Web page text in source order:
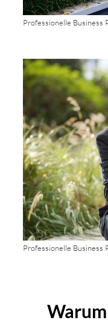
Professionelle Business
Professionelle Business
Warum